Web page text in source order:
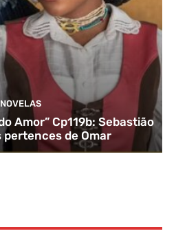
NOVELAS
Amor” Cp119b: Sebastião
de Omar